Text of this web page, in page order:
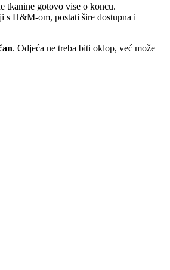
tkanine gotovo vise o koncu.
s H&M-om, postati šire dostupna i
. Odjeća ne treba biti oklop, već može